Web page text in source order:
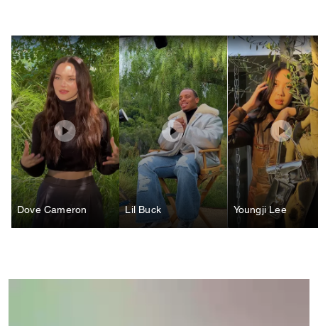
Dove Cameron Lil Buck Youngji Lee